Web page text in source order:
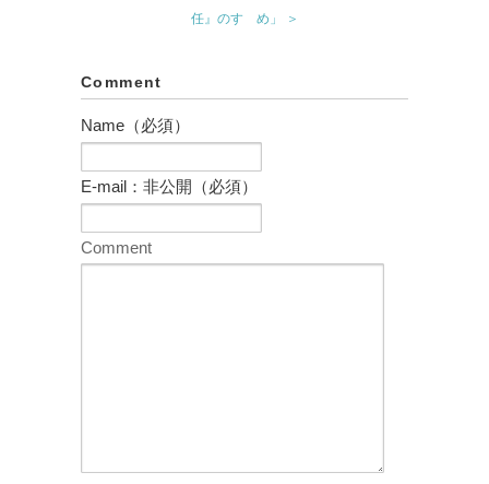
任』のすゝめ」 ＞
Comment
Name（必須）
E-mail：非公開（必須）
Comment